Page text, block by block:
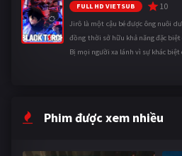
FULL HD VIETSUB 10
Jirô là một cậu bé được ông nuôi
đồng thời sở hữu khả năng đặc
Bị mọi người xa lánh vì sự khác biệt
Phim được xem nhiều